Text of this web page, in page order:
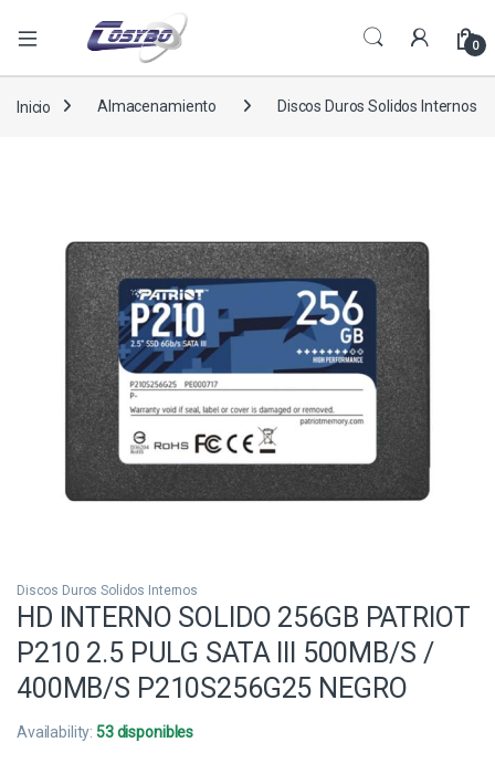
0
Inicio Almacenamiento Discos Duros Solidos Internos
Discos Duros Solidos Internos
HD INTERNO SOLIDO 256GB PATRIOT
P210 2.5 PULG SATA III 500MB/S /
400MB/S P210S256G25 NEGRO
Availability:53 disponibles